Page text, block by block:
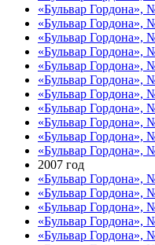
«Бульвар Гордона»,
«Бульвар Гордона»,
«Бульвар Гордона»,
«Бульвар Гордона»,
«Бульвар Гордона»,
«Бульвар Гордона»,
«Бульвар Гордона»,
«Бульвар Гордона»,
«Бульвар Гордона»,
«Бульвар Гордона»,
«Бульвар Гордона»,
2007 год
«Бульвар Гордона»,
«Бульвар Гордона»,
«Бульвар Гордона»,
«Бульвар Гордона»,
«Бульвар Гордона»,